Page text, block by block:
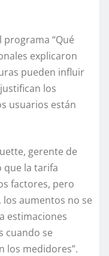
“Qué
explicaron
pueden influir
los
usuarios están
gerente de
que la tarifa
factores, pero
los aumentos no se
estimaciones
cuando se
los medidores”.